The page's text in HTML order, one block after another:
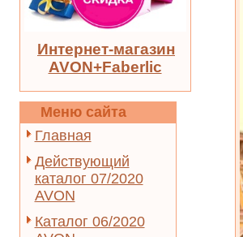
Интернет-магазин
AVON+Faberlic
Меню сайта
Главная
Действующий
каталог 07/2020
AVON
Каталог 06/2020